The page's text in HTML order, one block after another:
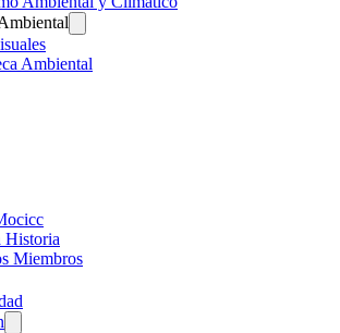
Ambiental
Historia
Miembros